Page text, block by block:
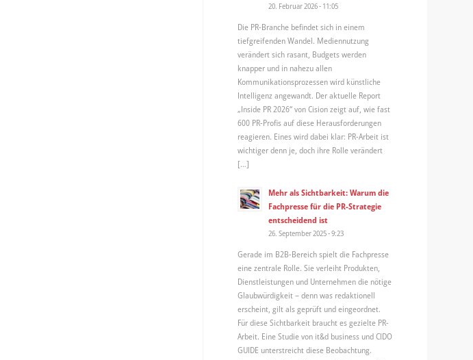
20. Februar 2026 - 11:05
Die PR-Branche befindet sich in einem
tiefgreifenden Wandel. Mediennutzung
verändert sich rasant, Budgets werden
knapper und in nahezu allen
Kommunikationsprozessen wird künstliche
Intelligenz angewandt. Der aktuelle Report
„Inside PR 2026“ von Cision zeigt auf, wie fast
600 PR-Profis auf diese Herausforderungen
reagieren. Eines wird dabei klar: PR-Arbeit ist
wichtiger denn je, doch ihre Rolle verändert
[…]
Mehr als Sichtbarkeit: Warum die
Fachpresse für die PR-Strategie
entscheidend ist
26. September 2025 - 9:23
Gerade im B2B-Bereich spielt die Fachpresse
eine zentrale Rolle. Sie verleiht Produkten,
Dienstleistungen und Unternehmen die nötige
Glaubwürdigkeit – denn was redaktionell
erscheint, gilt als geprüft und eingeordnet.
Für diese Sichtbarkeit braucht es gezielte PR-
Arbeit. Eine Studie von it&d business und CIDO
GUIDE unterstreicht diese Beobachtung.